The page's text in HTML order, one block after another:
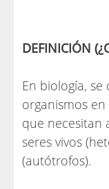
DEFINICIÓN
En biología,
organismos
que necesitan
seres vivos
(autótrofos).